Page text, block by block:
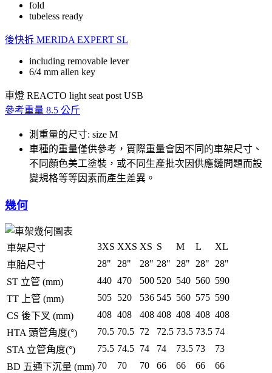
fold
tubeless ready
後快拆 MERIDA EXPERT SL
including removable lever
6/4 mm allen key
車燈 REACTO light seat post USB
參考重量 8.5 公斤
測重量的尺寸: size M
車種的重量僅供參考，實際重量會因不同的車架尺寸、
不同顏色美工塗裝，或不同生產批次因供應鏈問題而設
變規格等等因素而產生差異。
幾何
車架尺寸 3XS XXS XS S M L
XL
車胎尺寸
28" 28" 28" 28" 28" 28"
28"
ST 立管 (mm)
440 470 500 520 540 560 590
TT 上管 (mm)
505 520 536 545 560 575 590
CS 後下叉 (mm)
408 408 408 408 408 408 408
HTA 頭管角度(°)
70.5 70.5 72 72.5 73.5 73.5 74
STA 立管角度(°)
75.5 74.5 74 74 73.5 73
73
BD 五通下沉量 (mm) 70 70 70 66 66 66
66